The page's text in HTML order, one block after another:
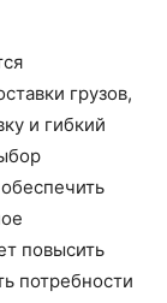
грузов,
и гибкий
повысить
потребности